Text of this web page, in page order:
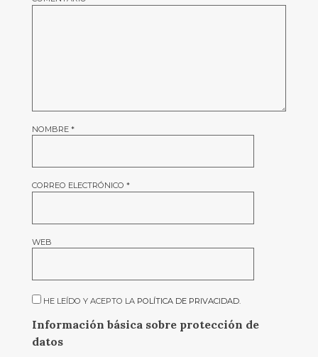
NOMBRE *
CORREO ELECTRÓNICO *
WEB
HE LEÍDO Y ACEPTO LA POLÍTICA DE PRIVACIDAD.
Información básica sobre protección de
datos